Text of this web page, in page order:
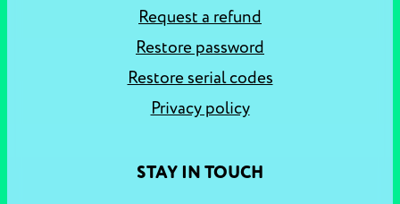
Request a refund
Restore password
Restore serial codes
Privacy policy
STAY IN TOUCH